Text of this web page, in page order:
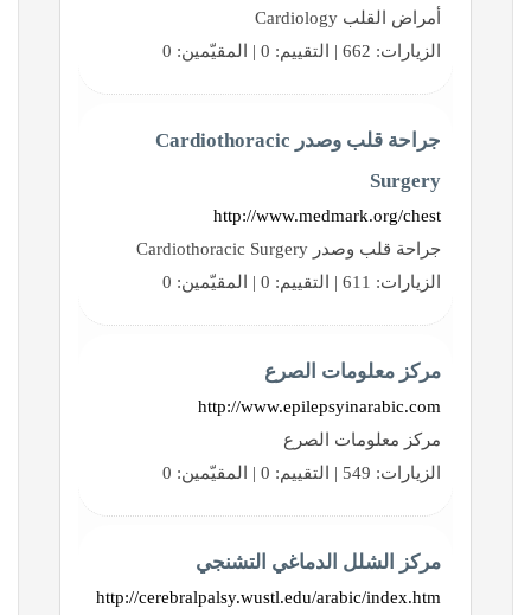
أمراض القلب Cardiology
الزيارات: 662 | التقييم: 0 | المقيّمين: 0
جراحة قلب وصدر Cardiothoracic
Surgery
http://www.medmark.org/chest
جراحة قلب وصدر Cardiothoracic Surgery
الزيارات: 611 | التقييم: 0 | المقيّمين: 0
مركز معلومات الصرع
http://www.epilepsyinarabic.com
مركز معلومات الصرع
الزيارات: 549 | التقييم: 0 | المقيّمين: 0
مركز الشلل الدماغي التشنجي
http://cerebralpalsy.wustl.edu/arabic/index.htm